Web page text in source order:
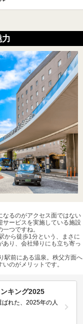
なるのがアクセス面ではない
ービスを実施している施設
つですね。
から徒歩1分という、まさに
り、会社帰りにも立ち寄っ
駅前にある温泉。秩父方面へ
のがメリットです。
キング2025
れた、2025年の人